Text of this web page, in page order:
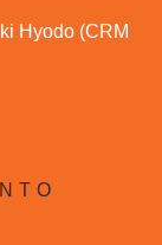
Hyodo (CRM